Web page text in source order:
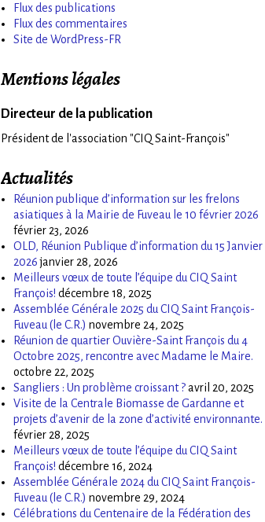
Flux des publications
Flux des commentaires
Site de WordPress-FR
Mentions légales
Directeur de la publication
Président de l'association "CIQ Saint-François"
Actualités
Réunion publique d’information sur les frelons
asiatiques à la Mairie de Fuveau le 10 février 2026
février 23, 2026
OLD, Réunion Publique d’information du 15 Janvier
2026 janvier 28, 2026
Meilleurs vœux de toute l’équipe du CIQ Saint
François! décembre 18, 2025
Assemblée Générale 2025 du CIQ Saint François-
Fuveau (le C.R.) novembre 24, 2025
Réunion de quartier Ouvière-Saint François du 4
Octobre 2025, rencontre avec Madame le Maire.
octobre 22, 2025
Sangliers : Un problème croissant ?avril 20, 2025
Visite de la Centrale Biomasse de Gardanne et
projets d’avenir de la zone d’activité environnante.
février 28, 2025
Meilleurs vœux de toute l’équipe du CIQ Saint
François! décembre 16, 2024
Assemblée Générale 2024 du CIQ Saint François-
Fuveau (le C.R.) novembre 29, 2024
Célébrations du Centenaire de la Fédération des